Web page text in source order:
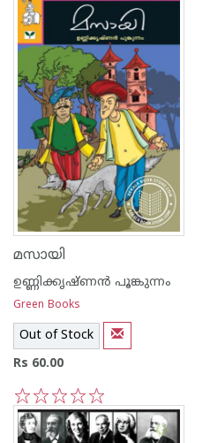
മസായി
ഉണ്ണിക്കൃഷ്ണന്‍ പൂങ്കുന്നം
Green Books
Out of Stock
Rs 60.00
5
4
3
2
1